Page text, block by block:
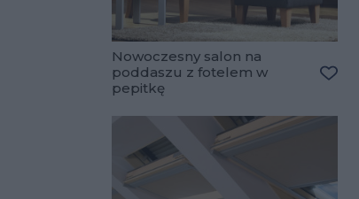
Nowoczesny salon na
poddaszu z fotelem w
pepitkę